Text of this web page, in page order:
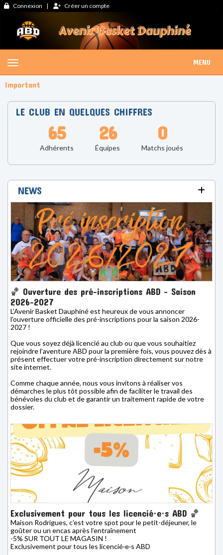
Connexion Créer un compte
MENU
Important
LE CLUB EN QUELQUES CHIFFRES
65
Adhérents
26
Équipes
0
Matchs joués
NEWS
🏀 Ouverture des pré-inscriptions ABD – Saison
2026-2027
L’Avenir Basket Dauphiné est heureux de vous annoncer
l’ouverture officielle des pré-inscriptions pour la saison 2026-
2027 !
Que vous soyez déjà licencié au club ou que vous souhaitiez
rejoindre l’aventure ABD pour la première fois, vous pouvez dès à
présent effectuer votre pré-inscription directement sur notre
site internet.
Comme chaque année, nous vous invitons à réaliser vos
démarches le plus tôt possible afin de faciliter le travail des
bénévoles du club et de garantir un traitement rapide de votre
dossier.
Exclusivement pour tous les licencié·e·s ABD 🏀
Maison Rodrigues, c’est votre spot pour le petit-déjeuner, le
goûter ou un encas après l’entraînement
-5% SUR TOUT LE MAGASIN !
Exclusivement pour tous les licencié·e·s ABD
Panneau de gestion des cookies